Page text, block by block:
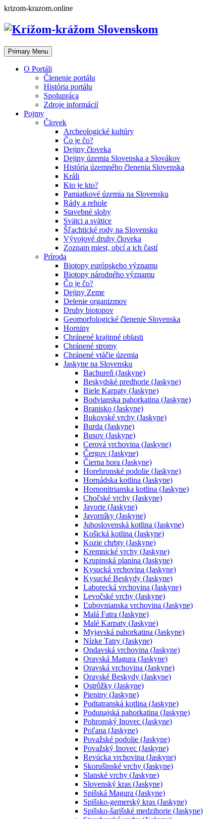
Skip
content
krizom-krazom.online
Primary Menu
O Portáli
Členenie portálu
História portálu
Spolupráca
Zdroje informácií
Pojmy
Človek
Archeologické kultúry
Čo je čo?
Dejiny človeka
Dejiny územia Slovenska a Slovákov
História územného členenia Slovenska
Králi
Kto je kto?
Pamiatkové územia na Slovensku
Rády a rehole
Stavebné slohy
Svätci a svätice
Šľachtické rody na Slovensku
Vývojové druhy človeka
Zoznam miest, obcí a ich častí
Príroda
Biotopy európskeho významu
Biotopy národného významu
Čo je čo?
Dejiny Zeme
Delenie organizmov
Druhy biotopov
Geomorfologické členenie Slovenska
Horniny
Chránené krajinné oblasti
Chránené stromy
Chránené vtáčie územia
Jaskyne na Slovensku
Bachureň (Jaskyne)
Beskydské predhorie (Jaskyne)
Biele Karpaty (Jaskyne)
Bodvianska pahorkatina (Jaskyne)
Branisko (Jaskyne)
Bukovské vrchy (Jaskyne)
Burda (Jaskyne)
Busov (Jaskyne)
Cerová vrchovina (Jaskyne)
Čergov (Jaskyne)
Čierna hora (Jaskyne)
Horehronské podolie (Jaskyne)
Hornádska kotlina (Jaskyne)
Hornonitrianska kotlina (Jaskyne)
Chočské vrchy (Jaskyne)
Javorie (Jaskyne)
Javorníky (Jaskyne)
Juhoslovenská kotlina (Jaskyne)
Košická kotlina (Jaskyne)
Kozie chrbty (Jaskyne)
Kremnické vrchy (Jaskyne)
Krupinská planina (Jaskyne)
Kysucká vrchovina (Jaskyne)
Kysucké Beskydy (Jaskyne)
Laborecká vrchovina (Jaskyne)
Levočské vrchy (Jaskyne)
Ľubovnianska vrchovina (Jaskyne)
Malá Fatra (Jaskyne)
Malé Karpaty (Jaskyne)
Myjavská pahorkatina (Jaskyne)
Nízke Tatry (Jaskyne)
Ondavská vrchovina (Jaskyne)
Oravská Magura (Jaskyne)
Oravská vrchovina (Jaskyne)
Oravské Beskydy (Jaskyne)
Ostrôžky (Jaskyne)
Pieniny (Jaskyne)
Podtatranská kotlina (Jaskyne)
Podunajská pahorkatina (Jaskyne)
Pohronský Inovec (Jaskyne)
Poľana (Jaskyne)
Považské podolie (Jaskyne)
Považský Inovec (Jaskyne)
Revúcka vrchovina (Jaskyne)
Skorušinské vrchy (Jaskyne)
Slanské vrchy (Jaskyne)
Slovenský kras (Jaskyne)
Spišská Magura (Jaskyne)
Spišsko-gemerský kras (Jaskyne)
Spišsko-šarišské medzihorie (Jaskyne)